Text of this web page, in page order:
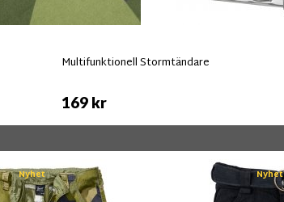
Multifunktionell Stormtändare
169 kr
Nyhet Nyhet